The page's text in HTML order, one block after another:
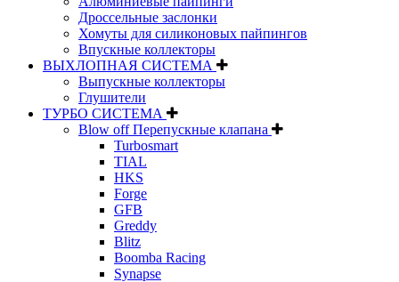
Дроссельные заслонки
Хомуты для силиконовых пайпингов
Впускные коллекторы
ВЫХЛОПНАЯ СИСТЕМА
Выпускные коллекторы
Глушители
ТУРБО СИСТЕМА
Blow off Перепускные клапана
Turbosmart
TIAL
HKS
Forge
GFB
Greddy
Blitz
Boomba Racing
Synapse